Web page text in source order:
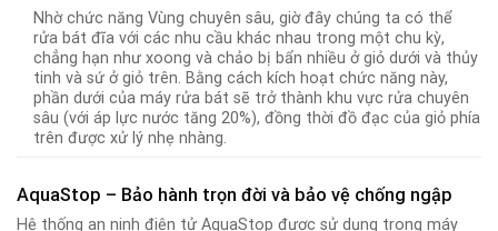
Nhờ chức năng Vùng chuyên sâu, giờ đây chúng ta có thể
rửa bát đĩa với các nhu cầu khác nhau trong một chu kỳ,
chẳng hạn như xoong và chảo bị bẩn nhiều ở giỏ dưới và thủy
tinh và sứ ở giỏ trên. Bằng cách kích hoạt chức năng này,
phần dưới của máy rửa bát sẽ trở thành khu vực rửa chuyên
sâu (với áp lực nước tăng 20%), đồng thời đồ đạc của giỏ phía
trên được xử lý nhẹ nhàng.
AquaStop – Bảo hành trọn đời và bảo vệ chống ngập
Hệ thống an ninh điện tử AquaStop được sử dụng trong máy